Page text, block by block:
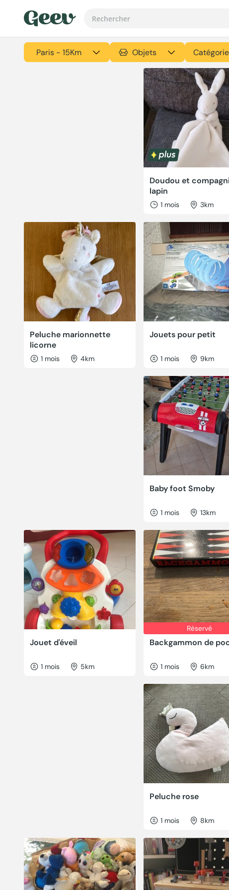
Paris - 15Km Objets
Doudou et
lapin
1 mois 3km
Peluche marionnette
licorne
1 mois 4km
Jouets pour petit
1 mois 9km
Baby foot Smoby
1 mois 13km
Jouet d'éveil
1 mois 5km
Réservé
Backgammon de
1 mois 6km
Peluche rose
1 mois 8km